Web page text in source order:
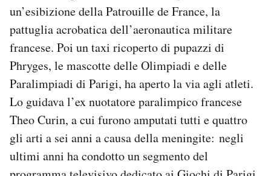
un’esibizione della Patrouille de France, la
pattuglia acrobatica dell’aeronautica militare
francese. Poi un taxi ricoperto di pupazzi di
Phryges, le mascotte delle Olimpiadi e delle
Paralimpiadi di Parigi, ha aperto la via agli atleti.
Lo guidava l’ex nuotatore paralimpico francese
Theo Curin, a cui furono amputati tutti e quattro
gli arti a sei anni a causa della meningite: negli
ultimi anni ha condotto un segmento del